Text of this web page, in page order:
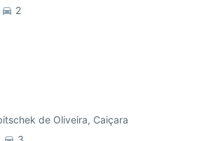
2
de Oliveira, Caiçara